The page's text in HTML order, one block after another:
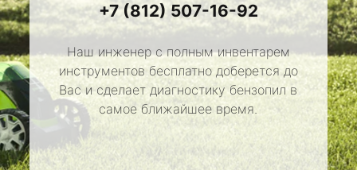
+7 (812) 507-16-92
Наш инженер с полным инвентарем
инструментов бесплатно доберется до
Вас и сделает диагностику бензопил в
самое ближайшее время.